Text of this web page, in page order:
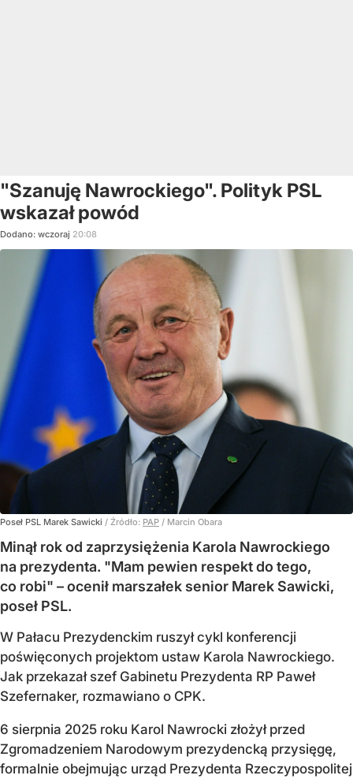
"Szanuję Nawrockiego". Polityk PSL
wskazał powód
Dodano: wczoraj 20:08
Poseł PSL Marek Sawicki / Źródło: PAP / Marcin Obara
Minął rok od zaprzysiężenia Karola Nawrockiego
na prezydenta. "Mam pewien respekt do tego,
co robi" – ocenił marszałek senior Marek Sawicki,
poseł PSL.
W Pałacu Prezydenckim ruszył cykl konferencji
poświęconych projektom ustaw Karola Nawrockiego.
Jak przekazał szef Gabinetu Prezydenta RP Paweł
Szefernaker, rozmawiano o CPK.
6 sierpnia 2025 roku Karol Nawrocki złożył przed
Zgromadzeniem Narodowym prezydencką przysięgę,
formalnie obejmując urząd Prezydenta Rzeczypospolitej